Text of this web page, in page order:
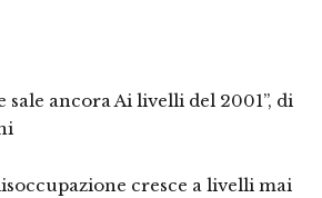
sale ancora Ai livelli del 2001”, di
cresce a livelli mai